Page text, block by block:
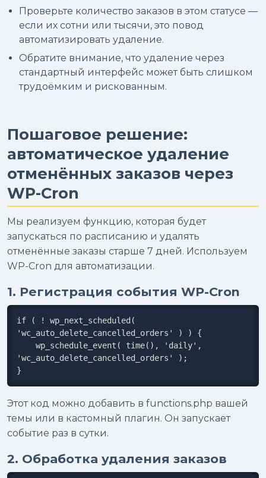
Проверьте количество заказов в этом статусе —
если их сотни или тысячи, это повод
автоматизировать удаление.
Обратите внимание, что удаление через
стандартный интерфейс может быть слишком
трудоёмким и рискованным.
Пошаговое решение:
автоматическое удаление
отменённых заказов через
WP-Cron
Мы реализуем функцию, которая будет
запускаться по расписанию и удалять
отменённые заказы старше 7 дней. Используем
WP-Cron для автоматизации.
1. Регистрация события WP-Cron
if ( ! wp_next_scheduled(
'wc_auto_delete_cancelled_orders' ) ) {
'wc_auto_delete_cancelled_orders' );
}
Этот код можно добавить в functions.php вашей
темы или в кастомный плагин. Он запускает
событие раз в сутки.
2. Обработка удаления заказов